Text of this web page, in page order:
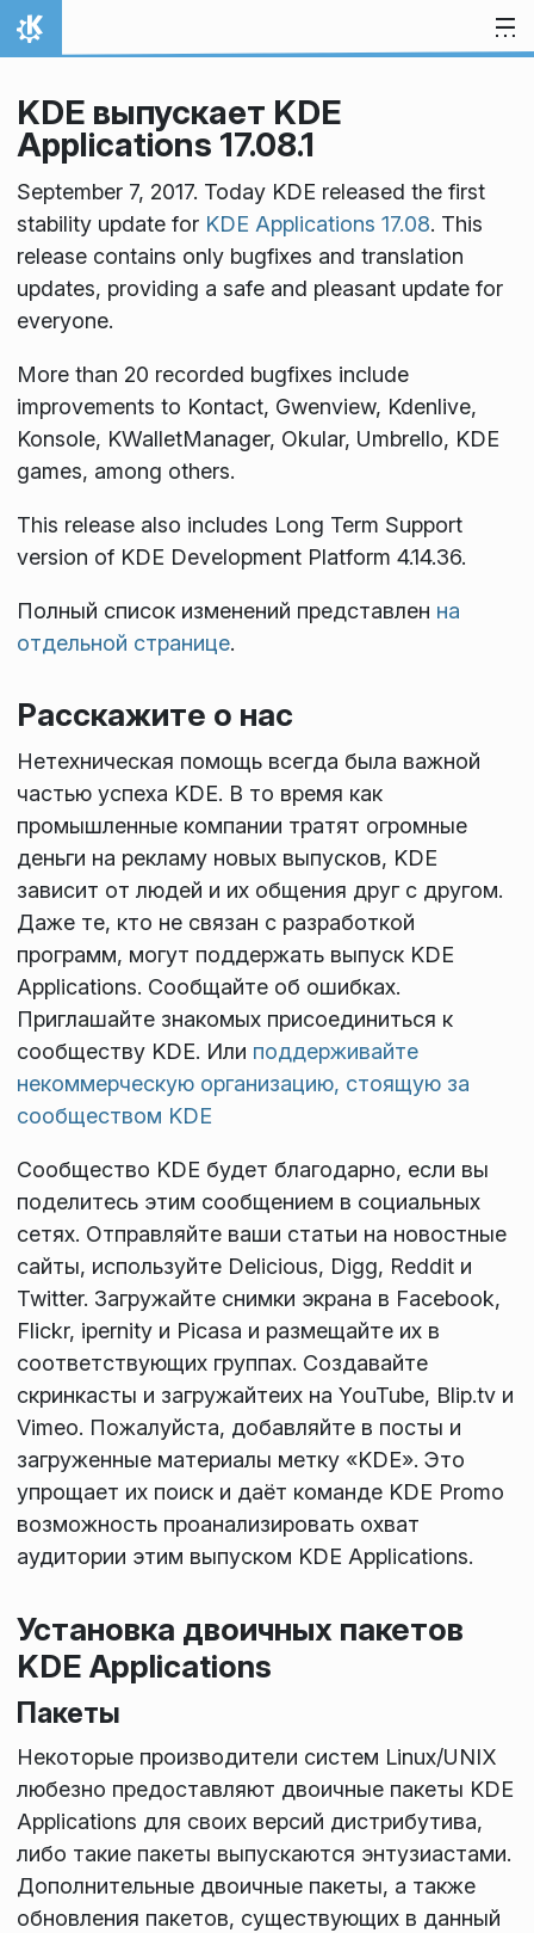
Перейти к содержимому
На главную
KDE выпускает KDE
Applications 17.08.1
September 7, 2017. Today KDE released the first
stability update for KDE Applications 17.08. This
release contains only bugfixes and translation
updates, providing a safe and pleasant update for
everyone.
More than 20 recorded bugfixes include
improvements to Kontact, Gwenview, Kdenlive,
Konsole, KWalletManager, Okular, Umbrello, KDE
games, among others.
This release also includes Long Term Support
version of KDE Development Platform 4.14.36.
Полный список изменений представлен на
отдельной странице.
Расскажите о нас
Нетехническая помощь всегда была важной
частью успеха KDE. В то время как
промышленные компании тратят огромные
деньги на рекламу новых выпусков, KDE
зависит от людей и их общения друг с другом.
Даже те, кто не связан с разработкой
программ, могут поддержать выпуск KDE
Applications. Сообщайте об ошибках.
Приглашайте знакомых присоединиться к
сообществу KDE. Или поддерживайте
некоммерческую организацию, стоящую за
сообществом KDE
Сообщество KDE будет благодарно, если вы
поделитесь этим сообщением в социальных
сетях. Отправляйте ваши статьи на новостные
сайты, используйте Delicious, Digg, Reddit и
Twitter. Загружайте снимки экрана в Facebook,
Flickr, ipernity и Picasa и размещайте их в
соответствующих группах. Создавайте
скринкасты и загружайтеих на YouTube, Blip.tv и
Vimeo. Пожалуйста, добавляйте в посты и
загруженные материалы метку «KDE». Это
упрощает их поиск и даёт команде KDE Promo
возможность проанализировать охват
аудитории этим выпуском KDE Applications.
Установка двоичных пакетов
KDE Applications
Пакеты
Некоторые производители систем Linux/UNIX
любезно предоставляют двоичные пакеты KDE
Applications для своих версий дистрибутива,
либо такие пакеты выпускаются энтузиастами.
Дополнительные двоичные пакеты, а также
обновления пакетов, существующих в данный